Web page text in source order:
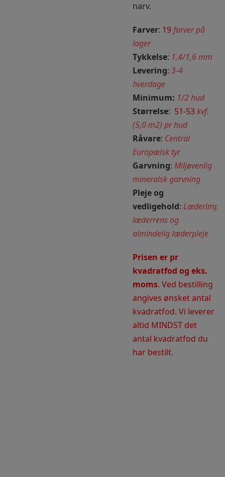
narv.
Farver: 19 farver på
lager
Tykkelse: 1,4/1,6 mm
Levering: 3-4
hverdage
Minimum: 1/2 hud
Størrelse: 51-53kvf.
(5,0 m2) pr hud
Råvare: Central
Europæisk tyr
Garvning: Miljøvenlig
mineralsk garvning
Pleje og
vedligehold:
læderrens og
almindelig læderpleje
Prisen er pr
kvadratfod og eks.
moms. Ved bestilling
angives ønsket antal
kvadratfod. Vi leverer
altid MINDST det
antal kvadratfod du
har bestilt.